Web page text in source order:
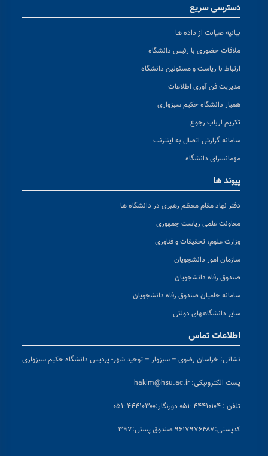
دسترسی سریع
بیانیه صیانت از داده ها
ملاقات حضوری با رئیس دانشگاه
ارتباط با ریاست و مسئولین دانشگاه
مدیریت فن آوری اطلاعات
همیار دانشگاه حکیم سبزواری
تکریم ارباب رجوع
سامانه گزارش اتصال به اینترنت
مهمانسرای دانشگاه
پیوند ها
دفتر نهاد مقام معظم رهبری در دانشگاه ها
معاونت علمی ریاست جمهوری
وزارت علوم، تحقیقات و فناوری
سازمان امور دانشجویان
صندوق رفاه دانشجویان
سامانه حامیان صندوق رفاه دانشجویان
سایر دانشگاههای دولتی
اطلاعات تماس
نشانی: خراسان رضوی – سبزوار – توحید شهر- پردیس دانشگاه حکیم سبزواری
پست الکترونیکی: hakim@hsu.ac.ir
تلفن : ۴۴۴۱۰۱۰۴ -۰۵۱ دورنگار:۴۴۴۱۰۳۰۰ -۰۵۱
کدپستی:۹۶۱۷۹۷۶۴۸۷ صندوق پستی:۳۹۷